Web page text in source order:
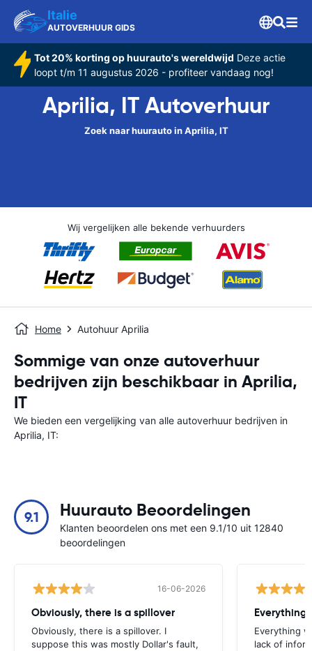
Italie
AUTOVERHUUR GIDS
Tot 20% korting op huurauto's wereldwijd Deze actie
loopt t/m 11 augustus 2026 - profiteer vandaag nog!
Aprilia, IT Autoverhuur
Zoek naar huurauto in Aprilia, IT
Wij vergelijken alle bekende verhuurders
Home Autohuur Aprilia
Sommige van onze autoverhuur
bedrijven zijn beschikbaar in Aprilia,
IT
We bieden een vergelijking van alle autoverhuur bedrijven in
Aprilia, IT:
9.1 Huurauto Beoordelingen
Klanten beoordelen ons met een 9.1/10 uit 12840
beoordelingen
16-06-2026
Obviously, there is a spillover
Obviously, there is a spillover. I
suppose this was mostly Dollar's fault,
Everything
Everything
lack of